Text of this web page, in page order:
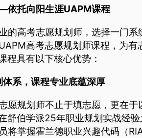
托向阳生涯UAPM课程
的高考志愿规划师，选择一门
高考志愿规划师课程，为
程具有以下核心优势：
体系，课程专业底蕴深厚
愿规划师不止于填志愿，更在
舒伯学派25年职业规划实战经
将掌握霍兰德职业兴趣代码（